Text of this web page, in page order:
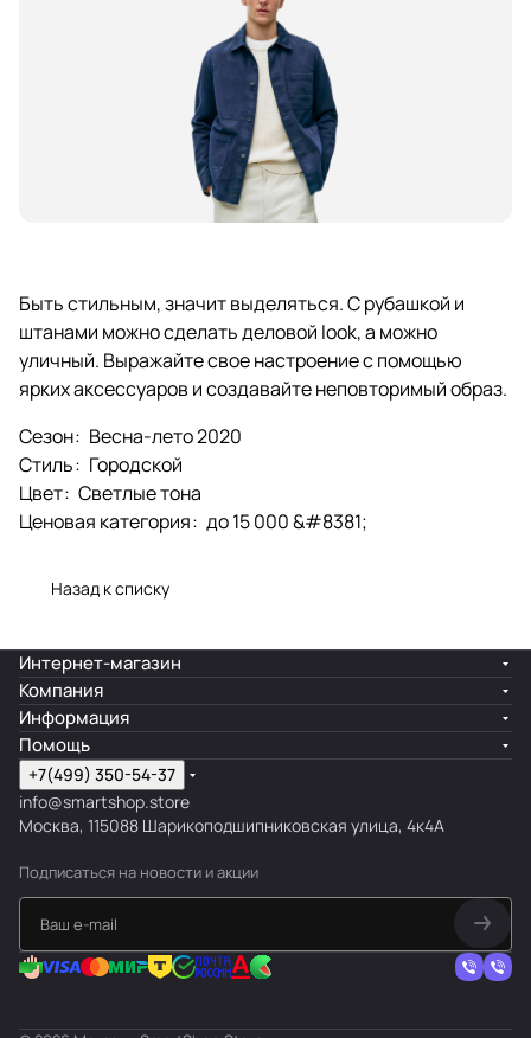
Быть стильным, значит выделяться. С рубашкой и
штанами можно сделать деловой look, а можно
уличный. Выражайте свое настроение с помощью
ярких аксессуаров и создавайте неповторимый образ.
Сезон: Весна-лето 2020
Стиль: Городской
Цвет: Светлые тона
Ценовая категория: до 15 000 &#8381;
Назад к списку
Интернет-магазин
Компания
Информация
Помощь
+7(499) 350-54-37
info@smartshop.store
Москва, 115088 Шарикоподшипниковская улица, 4к4А
Подписаться на новости и акции